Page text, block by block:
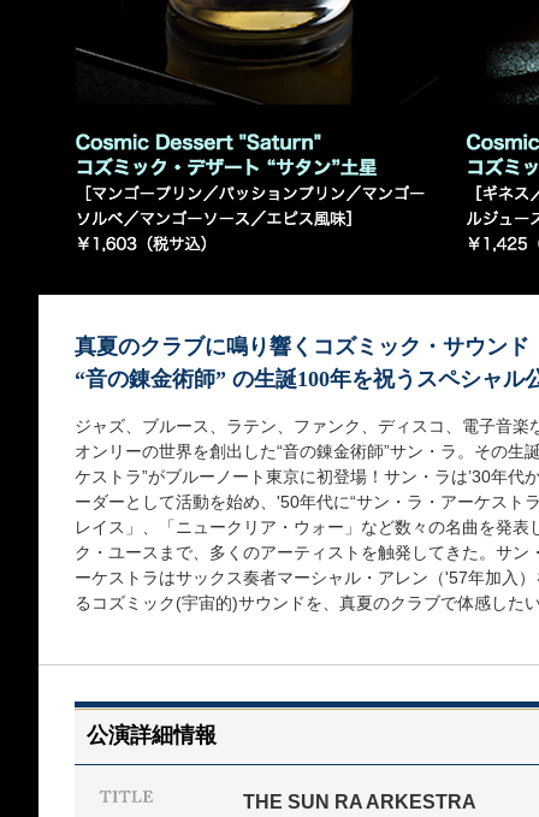
真夏のクラブに鳴り響くコズミック・サウンド
“音の錬金術師” の生誕100年を祝うスペシャル
ジャズ、ブルース、ラテン、ファンク、ディスコ、電子音
オンリーの世界を創出した“音の錬金術師”サン・ラ。その生
ケストラ”がブルーノート東京に初登場！サン・ラは’30年代
ーダーとして活動を始め、'50年代に“サン・ラ・アーケスト
レイス」、「ニュークリア・ウォー」など数々の名曲を発
ク・ユースまで、多くのアーティストを触発してきた。サ
ーケストラはサックス奏者マーシャル・アレン（'57年加入
るコズミック(宇宙的)サウンドを、真夏のクラブで体感した
公演詳細情報
THE SUN RA ARKESTRA